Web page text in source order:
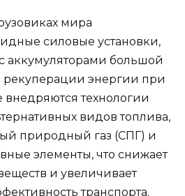
мира
силовые установки,
аккумуляторами большой
рекуперации энергии при
технологии
видов топлива,
природный газ (СПГ) и
элементы, что снижает
и увеличивает
транспорта.